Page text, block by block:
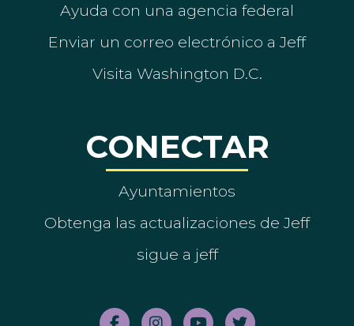
Ayuda con una agencia federal
Enviar un correo electrónico a Jeff
Visita Washington D.C.
CONECTAR
Ayuntamientos
Obtenga las actualizaciones de Jeff
sigue a jeff